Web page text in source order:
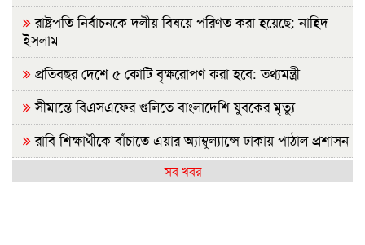
রাষ্ট্রপতি নির্বাচনকে দলীয় বিষয়ে পরিণত করা হয়েছে: নাহিদ
ইসলাম
প্রতিবছর দেশে ৫ কোটি বৃক্ষরোপণ করা হবে: তথ্যমন্ত্রী
সীমান্তে বিএসএফের গুলিতে বাংলাদেশি যুবকের মৃত্যু
রাবি শিক্ষার্থীকে বাঁচাতে এয়ার অ্যাম্বুল্যান্সে ঢাকায় পাঠাল প্রশাসন
আগামীকাল এসএসসির ফল প্রকাশ, যেভাবে জানবেন
সব খবর